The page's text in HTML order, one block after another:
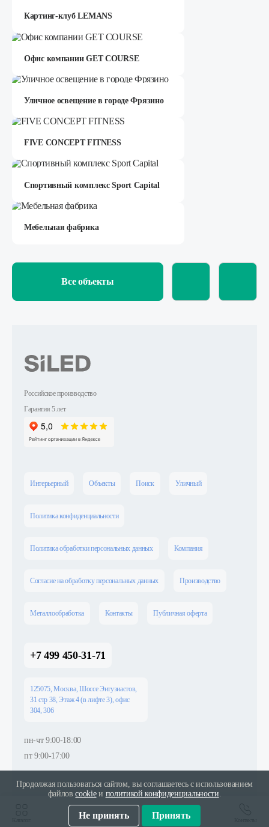
Картинг-клуб LEMANS
Офис компании GET COURSE
Уличное освещение в городе Фрязино
FIVE CONCEPT FITNESS
Спортивный комплекс Sport Capital
Мебельная фабрика
Все объекты
Российское производство
Гарантия 5 лет
Интерьерный Объекты Поиск Уличный
Политика конфиденциальности
Политика обработки персональных данных Компания
Согласие на обработку персональных данных Производство
Металлообработка Контакты Публичная оферта
+7 499 450-31-71
125075, Москва, Шоссе Энтузиастов,
31 стр 38, Этаж 4 (в лифте 3), офис
304, 306
пн-чт 9:00-18:00
пт 9:00-17:00
Продолжая пользоваться сайтом, вы соглашаетесь с использованием
файловcookieи политикой конфиденциальности.
Не принять Принять